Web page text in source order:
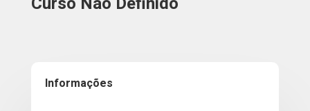
Informações